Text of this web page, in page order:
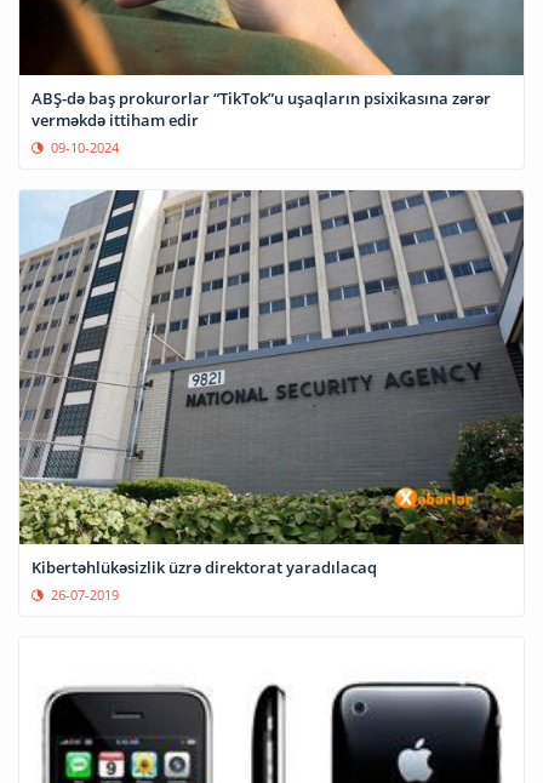
ABŞ-də baş prokurorlar “TikTok”u uşaqların psixikasına zərər
verməkdə ittiham edir
09-10-2024
Kibertəhlükəsizlik üzrə direktorat yaradılacaq
26-07-2019